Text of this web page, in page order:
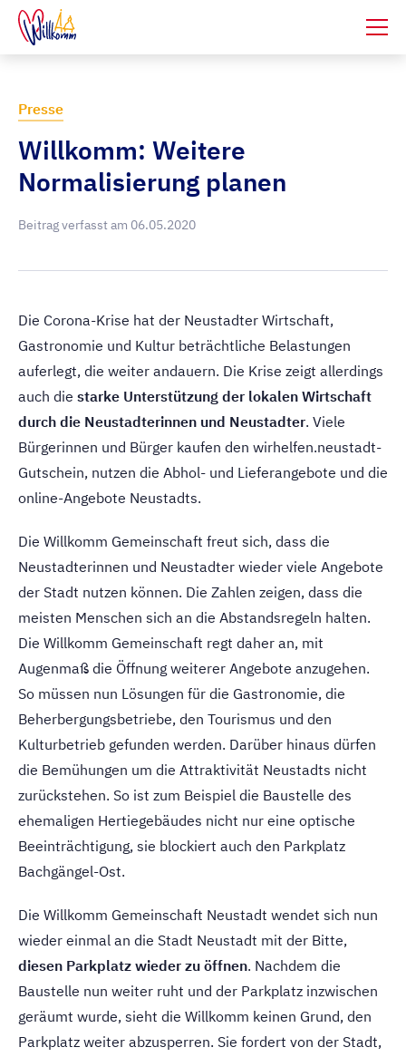
Presse
Willkomm: Weitere
Normalisierung planen
Beitrag verfasst am 06.05.2020
Die Corona-Krise hat der Neustadter Wirtschaft,
Gastronomie und Kultur beträchtliche Belastungen
auferlegt, die weiter andauern. Die Krise zeigt allerdings
auch die starke Unterstützung der lokalen Wirtschaft
durch die Neustadterinnen und Neustadter. Viele
Bürgerinnen und Bürger kaufen den wirhelfen.neustadt-
Gutschein, nutzen die Abhol- und Lieferangebote und die
online-Angebote Neustadts.
Die Willkomm Gemeinschaft freut sich, dass die
Neustadterinnen und Neustadter wieder viele Angebote
der Stadt nutzen können. Die Zahlen zeigen, dass die
meisten Menschen sich an die Abstandsregeln halten.
Die Willkomm Gemeinschaft regt daher an, mit
Augenmaß die Öffnung weiterer Angebote anzugehen.
So müssen nun Lösungen für die Gastronomie, die
Beherbergungsbetriebe, den Tourismus und den
Kulturbetrieb gefunden werden. Darüber hinaus dürfen
die Bemühungen um die Attraktivität Neustadts nicht
zurückstehen. So ist zum Beispiel die Baustelle des
ehemaligen Hertiegebäudes nicht nur eine optische
Beeinträchtigung, sie blockiert auch den Parkplatz
Bachgängel-Ost.
Die Willkomm Gemeinschaft Neustadt wendet sich nun
wieder einmal an die Stadt Neustadt mit der Bitte,
diesen Parkplatz wieder zu öffnen. Nachdem die
Baustelle nun weiter ruht und der Parkplatz inzwischen
geräumt wurde, sieht die Willkomm keinen Grund, den
Parkplatz weiter abzusperren. Sie fordert von der Stadt,